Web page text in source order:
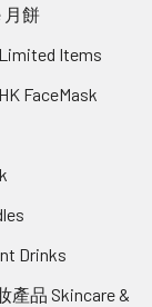
月餅
Items
FaceMask
Drinks
產品 Skincare &